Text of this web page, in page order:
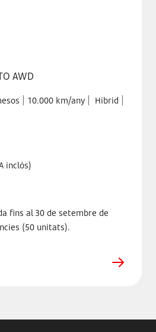
AWD
10.000 km/any Híbrid
inclós)
fins al 30 de setembre de
(50 unitats).